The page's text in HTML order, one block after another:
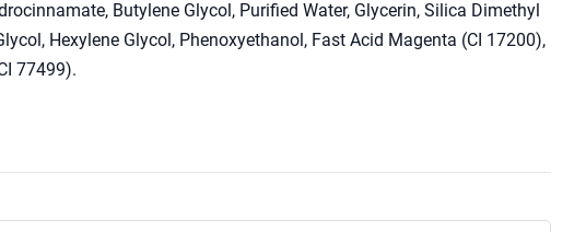
Butylene Glycol, Purified Water, Glycerin, Silica Dimethyl
Hexylene Glycol, Phenoxyethanol, Fast Acid Magenta (CI 17200),
77499).